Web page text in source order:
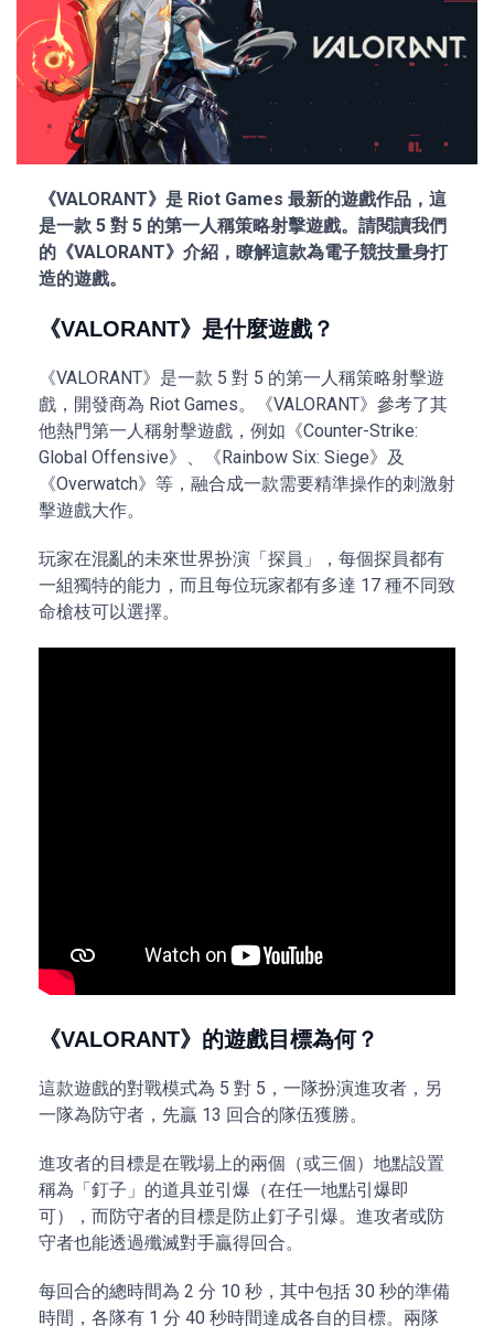
《VALORANT》是 Riot Games 最新的遊戲作品，這
是一款 5 對 5 的第一人稱策略射擊遊戲。請閱讀我們
的《VALORANT》介紹，瞭解這款為電子競技量身打
造的遊戲。
《VALORANT》是什麼遊戲？
《VALORANT》是一款 5 對 5 的第一人稱策略射擊遊
戲，開發商為 Riot Games。《VALORANT》參考了其
他熱門第一人稱射擊遊戲，例如《Counter-Strike:
Global Offensive》、《Rainbow Six: Siege》及
《Overwatch》等，融合成一款需要精準操作的刺激射
擊遊戲大作。
玩家在混亂的未來世界扮演「探員」，每個探員都有
一組獨特的能力，而且每位玩家都有多達 17 種不同致
命槍枝可以選擇。
《VALORANT》的遊戲目標為何？
這款遊戲的對戰模式為 5 對 5，一隊扮演進攻者，另
一隊為防守者，先贏 13 回合的隊伍獲勝。
進攻者的目標是在戰場上的兩個（或三個）地點設置
稱為「釘子」的道具並引爆（在任一地點引爆即
可），而防守者的目標是防止釘子引爆。進攻者或防
守者也能透過殲滅對手贏得回合。
每回合的總時間為 2 分 10 秒，其中包括 30 秒的準備
時間，各隊有 1 分 40 秒時間達成各自的目標。兩隊